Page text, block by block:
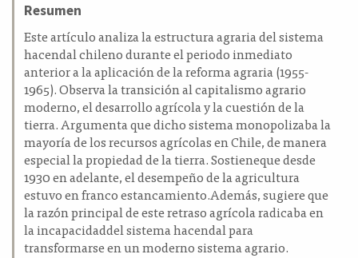
artículo
Resumen
Este artículo analiza la estructura agraria del sistema
hacendal chileno durante el periodo inmediato
anterior a la aplicación de la reforma agraria (1955-
1965). Observa la transición al capitalismo agrario
moderno, el desarrollo agrícola y la cuestión de la
tierra. Argumenta que dicho sistema monopolizaba la
mayoría de los recursos agrícolas en Chile, de manera
especial la propiedad de la tierra. Sostieneque desde
1930 en adelante, el desempeño de la agricultura
estuvo en franco estancamiento.Además, sugiere que
la razón principal de este retraso agrícola radicaba en
la incapacidaddel sistema hacendal para
transformarse en un moderno sistema agrario.